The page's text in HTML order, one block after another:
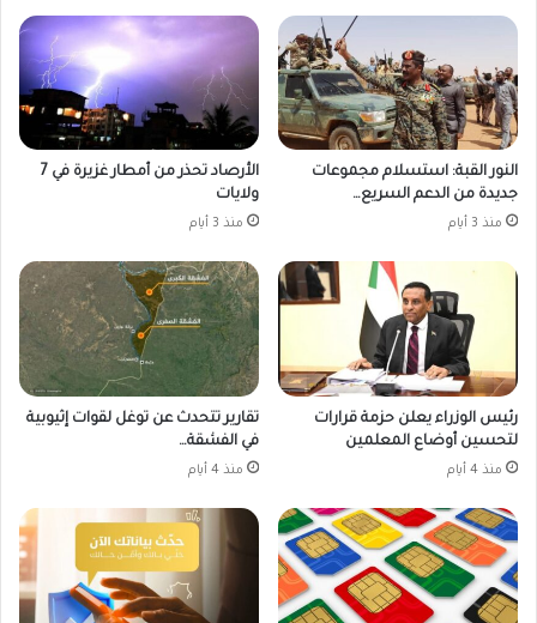
النور القبة: استسلام مجموعات
جديدة من الدعم السريع…
منذ 3 أيام
الأرصاد تحذر من أمطار غزيرة في 7
ولايات
منذ 3 أيام
رئيس الوزراء يعلن حزمة قرارات
لتحسين أوضاع المعلمين
منذ 4 أيام
تقارير تتحدث عن توغل لقوات إثيوبية
في الفشقة…
منذ 4 أيام